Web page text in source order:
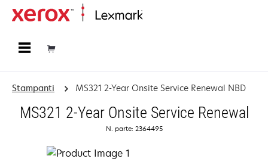
Stampanti MS321 2-Year Onsite Service Renewal NBD
MS321 2-Year Onsite Service Renewal
N. parte: 2364495